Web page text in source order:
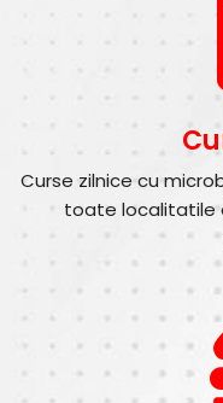
Curse zilnice cu
toate localitatile